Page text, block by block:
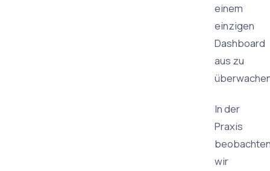
einem
einzigen
Dashboard
aus zu
In der
Praxis
wir